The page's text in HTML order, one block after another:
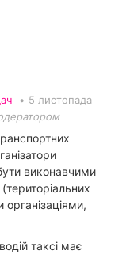
• 5 листопада
виконавчими
таксі має